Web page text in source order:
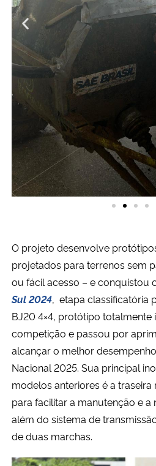
O projeto desenvolve
projetados para terrenos sem
ou fácil acesso – e conquistou
Sul 2024, etapa classificatória
BJ20 4×4, protótipo totalmente
competição e passou por
alcançar o melhor
Nacional 2025. Sua principal
modelos anteriores é a
para facilitar a manutenção e
além do sistema de
de duas marchas.